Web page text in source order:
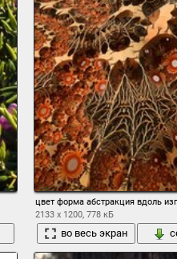
цвет форма абстракция вдоль
2133 x 1200, 778 кБ
во весь экран